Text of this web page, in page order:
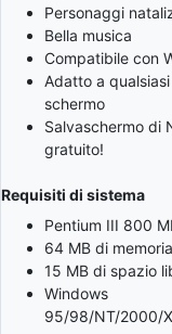
Personaggi
Bella musica
Compatibile con
Adatto a
schermo
Salvaschermo di
gratuito!
Requisiti di sistema
Pentium III 800
64 MB di
15 MB di spazio
Windows
95/98/NT/2000/